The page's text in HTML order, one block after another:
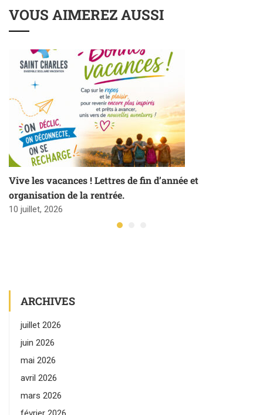
VOUS AIMEREZ AUSSI
Vive les vacances ! Lettres de fin d’année et
organisation de la rentrée.
10 juillet, 2026
ARCHIVES
juillet 2026
juin 2026
mai 2026
avril 2026
mars 2026